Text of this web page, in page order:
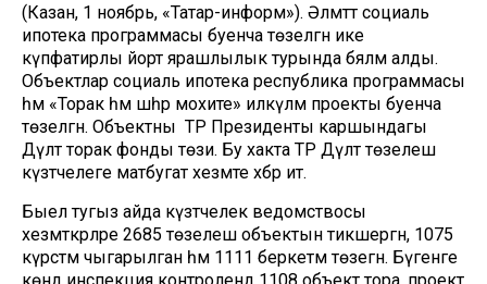
(Казан, 1 ноябрь, «Татар-информ»). Әлмәттә социаль
ипотека программасы буенча төзелгән ике
күпфатирлы йорт ярашлылык турында бәяләмә алды.
Объектлар социаль ипотека республика программасы
һәм «Торак һәм шәһәр мохите» илкүләм проекты буенча
төзелгән. Объектны ТР Президенты каршындагы
Дәүләт торак фонды төзи. Бу хакта ТР Дәүләт төзелеш
күзәтчелеге матбугат хезмәте хәбәр итә.
Быел тугыз айда күзәтчелек ведомствосы
хезмәткәрләре 2685 төзелеш объектын тикшергән, 1075
күрсәтмә чыгарылган һәм 1111 беркетмә төзегән. Бүгенге
көндә инспекция контролендә 1108 объект тора, проект